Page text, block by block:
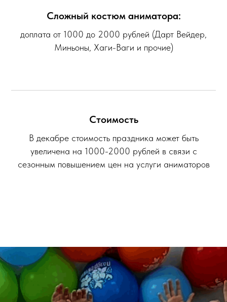
Сложный костюм аниматора:
доплата от 1000 до 2000 рублей (Дарт Вейдер,
Миньоны, Хаги-Ваги и прочие)
Стоимость
В декабре стоимость праздника может быть
увеличена на 1000-2000 рублей в связи с
сезонным повышением цен на услуги аниматоров